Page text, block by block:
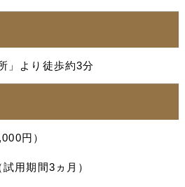
」より徒歩約3分
円）
用期間3ヵ月）